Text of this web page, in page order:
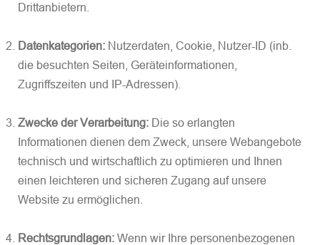
Drittanbietern.
Datenkategorien: Nutzerdaten, Cookie, Nutzer-ID (inb.
die besuchten Seiten, Geräteinformationen,
Zugriffszeiten und IP-Adressen).
Zwecke der Verarbeitung: Die so erlangten
Informationen dienen dem Zweck, unsere Webangebote
technisch und wirtschaftlich zu optimieren und Ihnen
einen leichteren und sicheren Zugang auf unsere
Website zu ermöglichen.
Rechtsgrundlagen: Wenn wir Ihre personenbezogenen